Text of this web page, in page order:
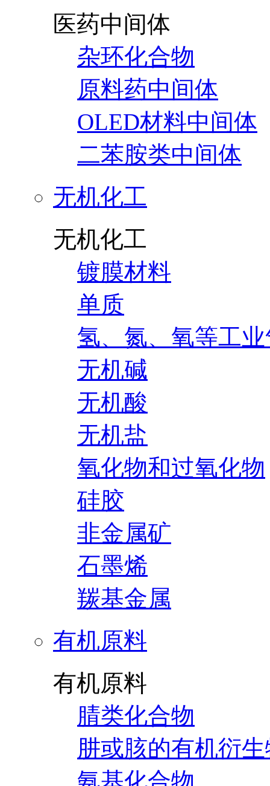
医药中间体
杂环化合物
原料药中间体
OLED材料中间体
二苯胺类中间体
无机化工
无机化工
镀膜材料
单质
氢、氮、氧等工
无机碱
无机酸
无机盐
氧化物和过氧化物
硅胶
非金属矿
石墨烯
羰基金属
有机原料
有机原料
腈类化合物
肼或胲的有机衍